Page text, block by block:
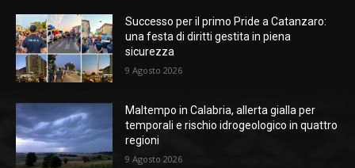
Successo per il primo Pride a Catanzaro:
una festa di diritti gestita in piena
sicurezza
9 Agosto 2026
Maltempo in Calabria, allerta gialla per
temporali e rischio idrogeologico in quattro
regioni
9 Agosto 2026